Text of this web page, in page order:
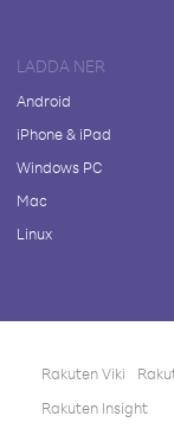
LADDA NER
Android
iPhone & iPad
Windows PC
Mac
Linux
Rakuten Viki
Rakuten Insight